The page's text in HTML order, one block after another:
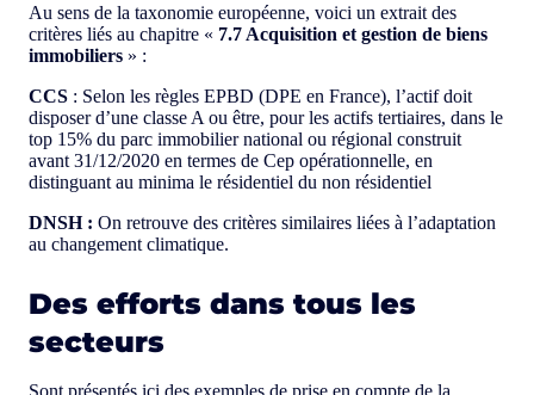
Au sens de la taxonomie européenne, voici un extrait des
critères liés au chapitre « 7.7 Acquisition et gestion de biens
immobiliers » :
CCS : Selon les règles EPBD (DPE en France), l’actif doit
disposer d’une classe A ou être, pour les actifs tertiaires, dans le
top 15% du parc immobilier national ou régional construit
avant 31/12/2020 en termes de Cep opérationnelle, en
distinguant au minima le résidentiel du non résidentiel
DNSH : On retrouve des critères similaires liées à l’adaptation
au changement climatique.
Des efforts dans tous les
secteurs